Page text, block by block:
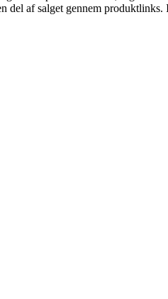
af salget gennem